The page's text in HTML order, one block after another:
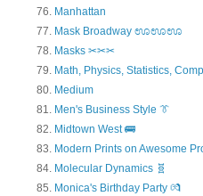
Manhattan
Mask Broadway ಊಊಊ
Masks ✂✂✂
Math, Physics, Statistics,
Medium
Men's Business Style 👔
Midtown West 🚌
Modern Prints on Awesome
Molecular Dynamics 🧬
Monica's Birthday Party 💏